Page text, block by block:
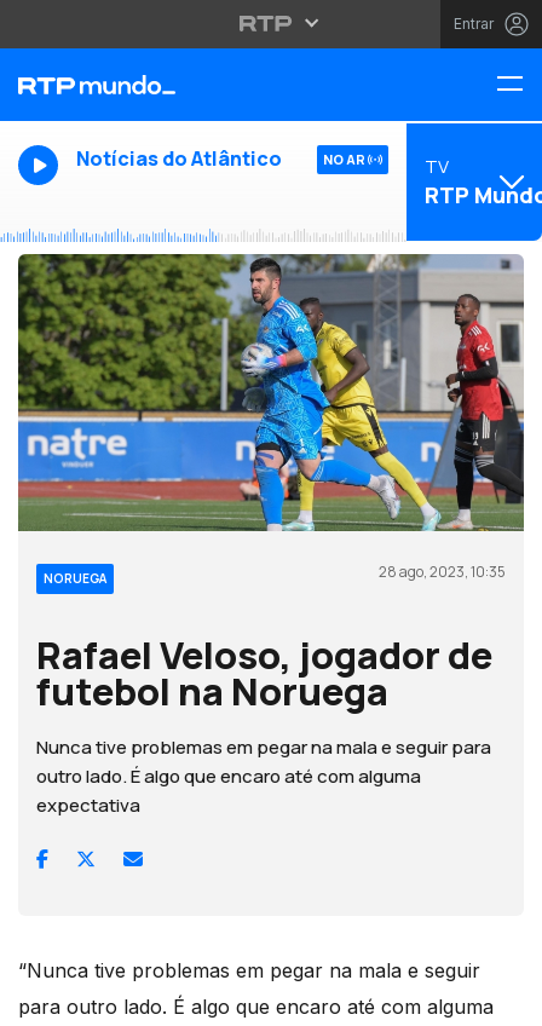
Entrar
Notícias do Atlântico NO AR TV
RTP
NORUEGA 28 ago, 2023, 10:35
Rafael Veloso, jogador de
futebol na Noruega
Nunca tive problemas em pegar na mala e seguir para
outro lado. É algo que encaro até com alguma
expectativa
“Nunca tive problemas em pegar na mala e seguir
para outro lado. É algo que encaro até com alguma